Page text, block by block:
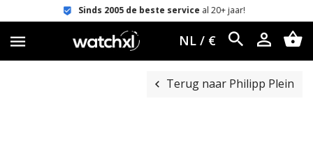
2005 de beste serviceal 20+ jaar!
NL / €
Terug naar Philipp Plein